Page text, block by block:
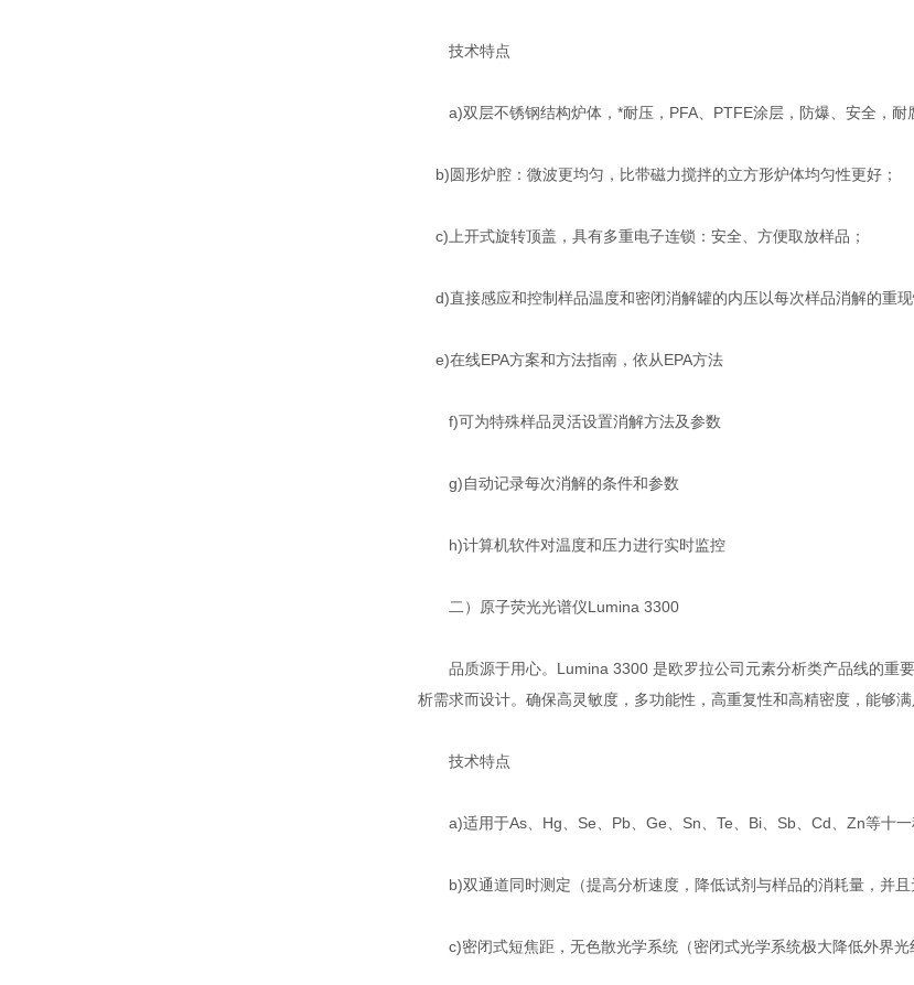
技术特点
a)双层不锈钢结构炉体，*耐压，PFA、PTFE涂层，防爆、安全，耐
b)圆形炉腔：微波更均匀，比带磁力搅拌的立方形炉体均匀性更好；
c)上开式旋转顶盖，具有多重电子连锁：安全、方便取放样品；
d)直接感应和控制样品温度和密闭消解罐的内压以每次样品消解的重
e)在线EPA方案和方法指南，依从EPA方法
f)可为特殊样品灵活设置消解方法及参数
g)自动记录每次消解的条件和参数
h)计算机软件对温度和压力进行实时监控
二）原子荧光光谱仪Lumina 3300
品质源于用心。Lumina 3300 是欧罗拉公司元素分析类产品线的重
析需求而设计。确保高灵敏度，多功能性，高重复性和高精密度，能够
技术特点
a)适用于As、Hg、Se、Pb、Ge、Sn、Te、Bi、Sb、Cd、Zn等十一
b)双通道同时测定（提高分析速度，降低试剂与样品的消耗量，并且
c)密闭式短焦距，无色散光学系统（密闭式光学系统极大降低外界光